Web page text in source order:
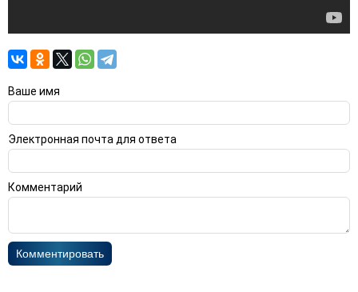
Ваше имя
Электронная почта для ответа
Комментарий
Комментировать